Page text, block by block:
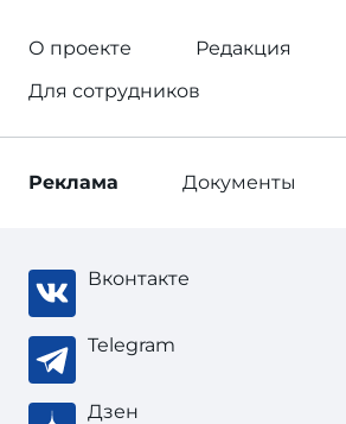
О проекте
Редакция
Для сотрудников
Реклама Документы
Вконтакте
Telegram
Дзен